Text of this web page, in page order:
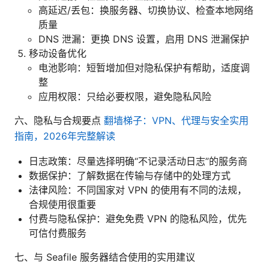
高延迟/丢包：换服务器、切换协议、检查本地网络
质量
DNS 泄漏：更换 DNS 设置，启用 DNS 泄漏保护
移动设备优化
电池影响：短暂增加但对隐私保护有帮助，适度调
整
应用权限：只给必要权限，避免隐私风险
六、隐私与合规要点 翻墙梯子：VPN、代理与安全实用
指南，2026年完整解读
日志政策：尽量选择明确“不记录活动日志”的服务商
数据保护：了解数据在传输与存储中的处理方式
法律风险：不同国家对 VPN 的使用有不同的法规，
合规使用很重要
付费与隐私保护：避免免费 VPN 的隐私风险，优先
可信付费服务
七、与 Seafile 服务器结合使用的实用建议